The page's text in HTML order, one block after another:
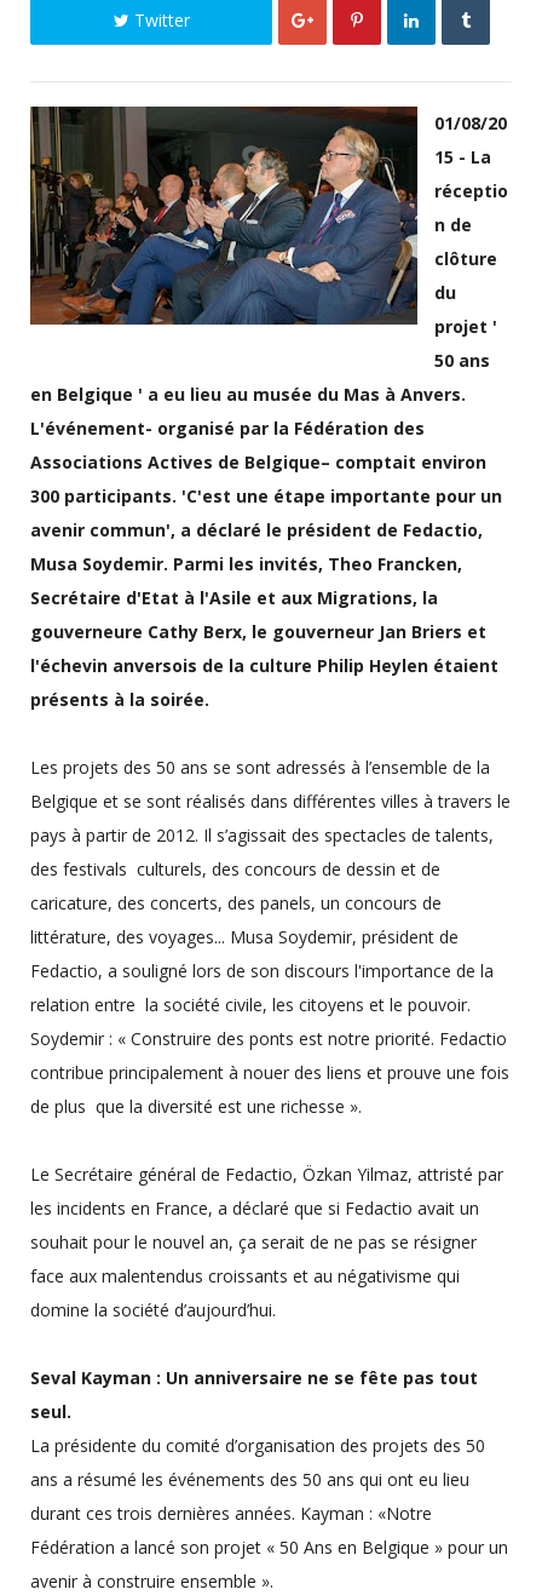
Twitter
01/08/20
15 - La
réceptio
n de
clôture
du
projet '
50 ans
en Belgique ' a eu lieu au musée du Mas à Anvers.
L'événement- organisé par la Fédération des
Associations Actives de Belgique– comptait environ
300 participants. 'C'est une étape importante pour un
avenir commun', a déclaré le président de Fedactio,
Musa Soydemir. Parmi les invités, Theo Francken,
Secrétaire d'Etat à l'Asile et aux Migrations, la
gouverneure Cathy Berx, le gouverneur Jan Briers et
l'échevin anversois de la culture Philip Heylen étaient
présents à la soirée.
Les projets des 50 ans se sont adressés à l’ensemble de la
Belgique et se sont réalisés dans différentes villes à travers le
pays à partir de 2012. Il s’agissait des spectacles de talents,
des festivals culturels, des concours de dessin et de
caricature, des concerts, des panels, un concours de
littérature, des voyages... Musa Soydemir, président de
Fedactio, a souligné lors de son discours l'importance de la
relation entre la société civile, les citoyens et le pouvoir.
Soydemir : « Construire des ponts est notre priorité. Fedactio
contribue principalement à nouer des liens et prouve une fois
de plus que la diversité est une richesse ».
Le Secrétaire général de Fedactio, Özkan Yilmaz, attristé par
les incidents en France, a déclaré que si Fedactio avait un
souhait pour le nouvel an, ça serait de ne pas se résigner
face aux malentendus croissants et au négativisme qui
domine la société d’aujourd’hui.
Seval Kayman : Un anniversaire ne se fête pas tout
seul.
La présidente du comité d’organisation des projets des 50
ans a résumé les événements des 50 ans qui ont eu lieu
durant ces trois dernières années. Kayman : «Notre
Fédération a lancé son projet « 50 Ans en Belgique » pour un
avenir à construire ensemble ».